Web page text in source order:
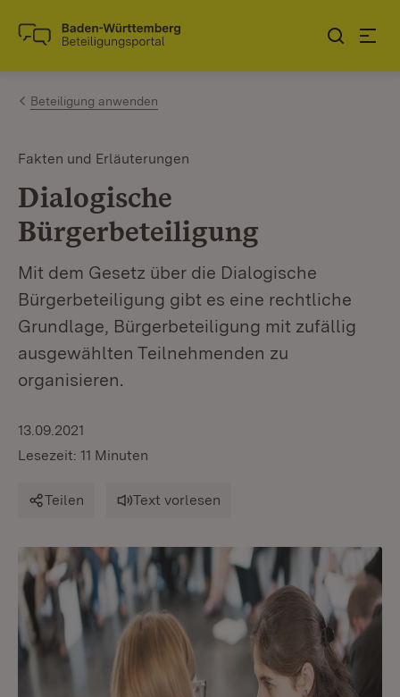
Zum Inhalt springen
Link zur Startseite
Beteiligung anwenden
Fakten und Erläuterungen
Dialogische
Bürgerbeteiligung
Mit dem Gesetz über die Dialogische
Bürgerbeteiligung gibt es eine rechtliche
Grundlage, Bürgerbeteiligung mit zufällig
ausgewählten Teilnehmenden zu
organisieren.
13.09.2021
Lesezeit: 11 Minuten
Teilen Text vorlesen